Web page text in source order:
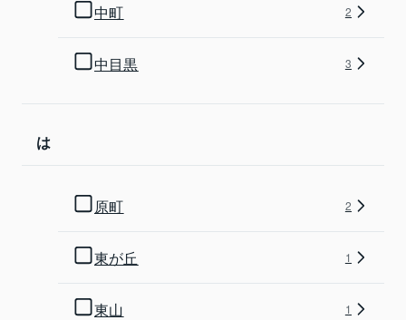
中町 2
中目黒 3
は
原町 2
東が丘 1
東山 1